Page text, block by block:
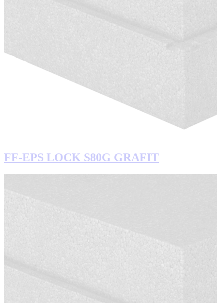
FF-EPS LOCK S80G GRAFIT